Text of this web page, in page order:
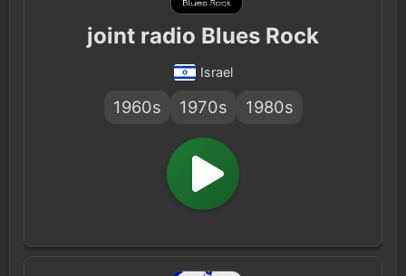
joint radio Blues Rock
Israel
1960s 1970s 1980s